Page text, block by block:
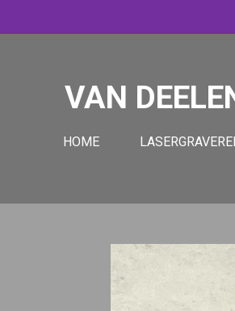
hoofdinhoudVAN
HOME